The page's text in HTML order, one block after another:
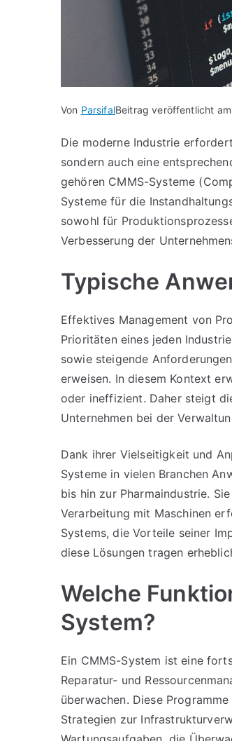
Von ParsifalBeitrag veröffentlicht am
Die moderne Industrie
sondern auch eine
gehören CMMS-Systeme
Systeme für die
sowohl für
Verbesserung der
Typische
Effektives Management von
Prioritäten eines jeden
sowie steigende
erweisen. In diesem Kontext
oder ineffizient. Daher steigt
Unternehmen bei der
Dank ihrer Vielseitigkeit und
Systeme in vielen Branchen
bis hin zur Pharmaindustrie.
Verarbeitung mit Maschinen
Systems, die Vorteile seiner
diese Lösungen tragen
Welche
System?
Ein CMMS-System ist eine
Reparatur- und
überwachen. Diese
Strategien zur